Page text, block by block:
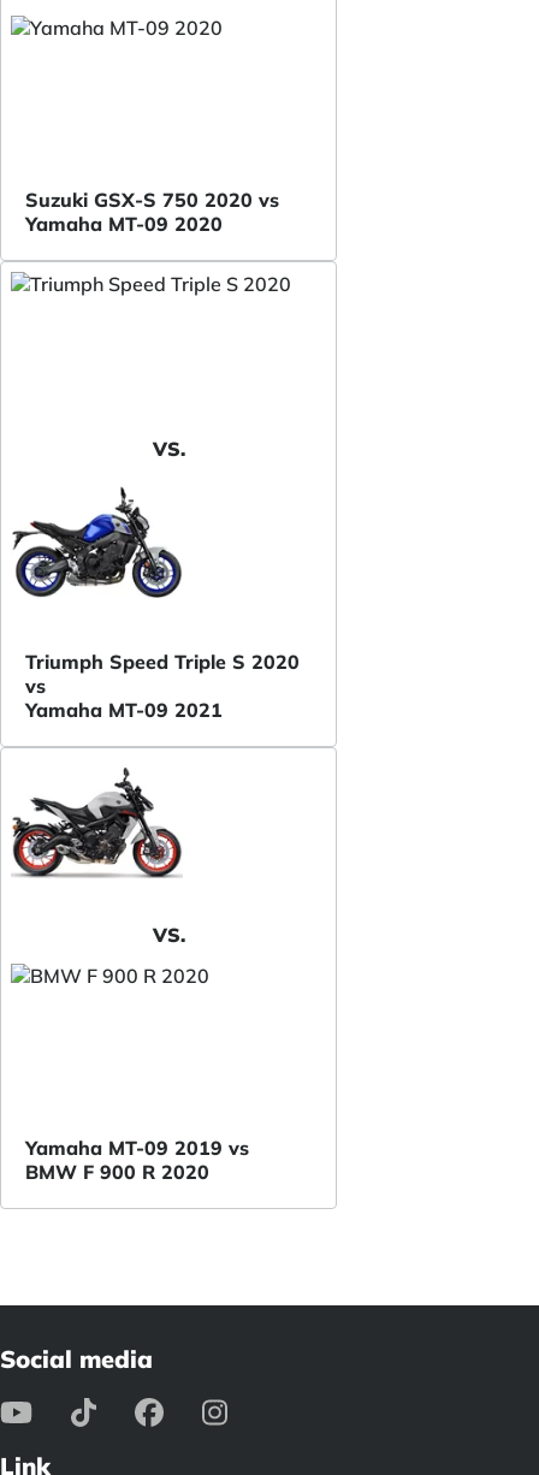
Suzuki GSX-S 750 2020 vs
Yamaha MT-09 2020
VS.
Triumph Speed Triple S 2020
vs
Yamaha MT-09 2021
VS.
Yamaha MT-09 2019 vs
BMW F 900 R 2020
Social media
Link